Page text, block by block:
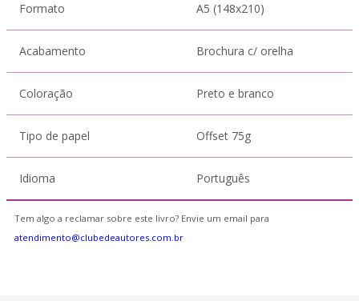
Formato A5 (148x210)
Acabamento Brochura c/ orelha
Coloração Preto e branco
Tipo de papel Offset 75g
Idioma Português
Tem algo a reclamar sobre este livro? Envie um email para
atendimento@clubedeautores.com.br